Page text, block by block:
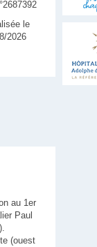
le
2026
au 1er
Paul
(ouest